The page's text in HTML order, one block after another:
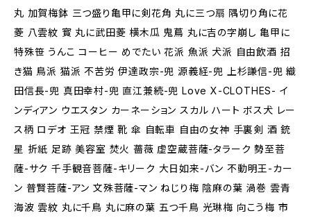
丸 加賀梅鉢 三つ盛り亀甲に剣花角 丸に三つ扇 隅切り角に花
菱 八雲紋 寳 丸に武田菱 横木瓜 鬼蔦 丸に吉の字崩し 亀甲に
特殊笹 うんこ コーヒー めでたい 花派 魚派 犬派 自由飲酒 招
き猫 鳥派 猫派 不苦労 伊達政宗-兜 源義経-兜 上杉謙信-兜 織
田信長-兜 真田幸村-兜 直江兼続-兜 Love X-CLOTHES- イ
ンディアン ウエスタン カーネーション スカル ハート ボス犬 レー
ス柄 ロデオ 王冠 禁煙 靴 傘 自転車 自由の女神 手裏剣 酒 銃
星 折紙 足跡 美容室 焚火 薔薇 虚空蔵菩薩-タラーク 勢至菩
薩-サク 千手観音菩薩-キリーク 大日如来-バン 不動明王-カー
ン 普賢菩薩-アン 文殊菩薩-マン ねじり梅 陰麻の葉 渦巻 雲青
海波 雲紋 丸に千鳥 丸に麻の葉 五つ千鳥 光琳梅 向こう梅 市